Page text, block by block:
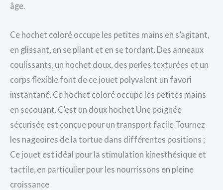
âge.
Ce hochet coloré occupe les petites mains en s’agitant,
en glissant, en se pliant et en se tordant. Des anneaux
coulissants, un hochet doux, des perles texturées et un
corps flexible font de ce jouet polyvalent un favori
instantané. Ce hochet coloré occupe les petites mains
en secouant. C’est un doux hochet Une poignée
sécurisée est conçue pour un transport facile Tournez
les nageoires de la tortue dans différentes positions ;
Ce jouet est idéal pour la stimulation kinesthésique et
tactile, en particulier pour les nourrissons en pleine
croissance